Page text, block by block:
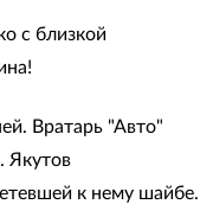
с близкой
Вратарь "Авто"
Якутов
к нему шайбе.